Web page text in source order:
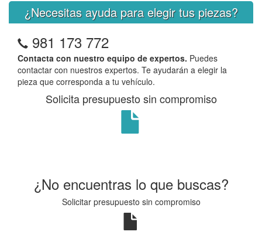
¿Necesitas ayuda para elegir tus piezas?
981 173 772
Contacta con nuestro equipo de expertos. Puedes
contactar con nuestros expertos. Te ayudarán a elegir la
pieza que corresponda a tu vehículo.
Solicita presupuesto sin compromiso
¿No encuentras lo que buscas?
Solicitar presupuesto sin compromiso